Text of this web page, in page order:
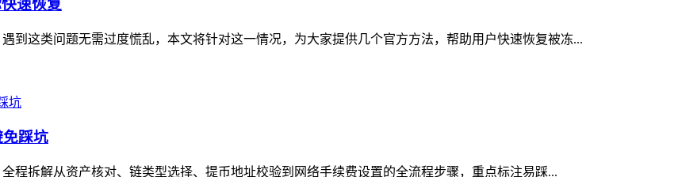
速恢复
到这类问题无需过度慌乱，本文将针对这一情况，为大家提供几个官方方法，帮助用户快速恢复被冻...
踩坑
程拆解从资产核对、链类型选择、提币地址校验到网络手续费设置的全流程步骤，重点标注易踩...